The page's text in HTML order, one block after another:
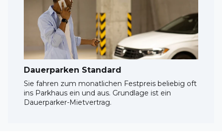
Dauerparken Standard
Sie fahren zum monatlichen Festpreis beliebig oft
ins Parkhaus ein und aus. Grundlage ist ein
Dauerparker-Mietvertrag.